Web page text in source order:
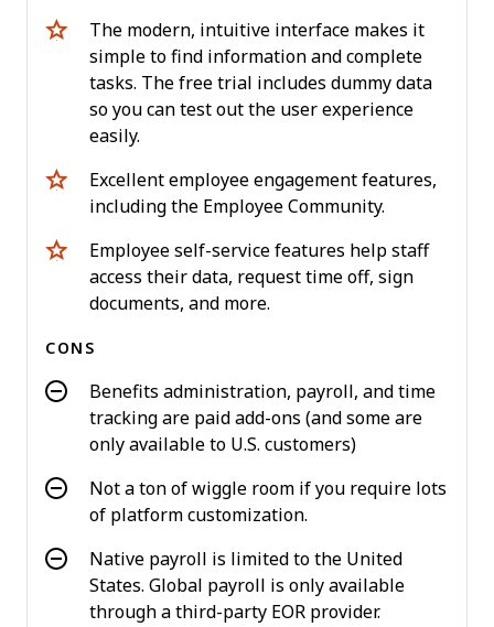
The modern, intuitive interface makes it
simple to find information and complete
tasks. The free trial includes dummy data
so you can test out the user experience
easily.
Excellent employee engagement features,
including the Employee Community.
Employee self-service features help staff
access their data, request time off, sign
documents, and more.
CONS
Benefits administration, payroll, and time
tracking are paid add-ons (and some are
only available to U.S. customers)
Not a ton of wiggle room if you require lots
of platform customization.
Native payroll is limited to the United
States. Global payroll is only available
through a third-party EOR provider.